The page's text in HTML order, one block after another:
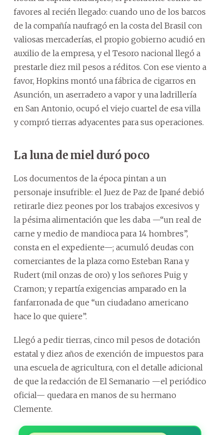
favores al recién llegado: cuando uno de los barcos
de la compañía naufragó en la costa del Brasil con
valiosas mercaderías, el propio gobierno acudió en
auxilio de la empresa, y el Tesoro nacional llegó a
prestarle diez mil pesos a réditos. Con ese viento a
favor, Hopkins montó una fábrica de cigarros en
Asunción, un aserradero a vapor y una ladrillería
en San Antonio, ocupó el viejo cuartel de esa villa
y compró tierras adyacentes para sus operaciones.
La luna de miel duró poco
Los documentos de la época pintan a un
personaje insufrible: el Juez de Paz de Ipané debió
retirarle diez peones por los trabajos excesivos y
la pésima alimentación que les daba —“un real de
carne y medio de mandioca para 14 hombres”,
consta en el expediente—; acumuló deudas con
comerciantes de la plaza como Esteban Rana y
Rudert (mil onzas de oro) y los señores Puig y
Cramon; y repartía exigencias amparado en la
fanfarronada de que “un ciudadano americano
hace lo que quiere”.
Llegó a pedir tierras, cinco mil pesos de dotación
estatal y diez años de exención de impuestos para
una escuela de agricultura, con el detalle adicional
de que la redacción de El Semanario —el periódico
oficial— quedara en manos de su hermano
Clemente.